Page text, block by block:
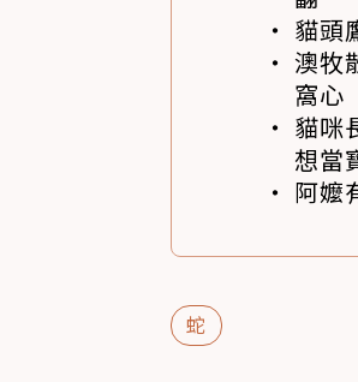
貓頭
澳牧
窩心
貓咪
想當
阿嬤
蛇